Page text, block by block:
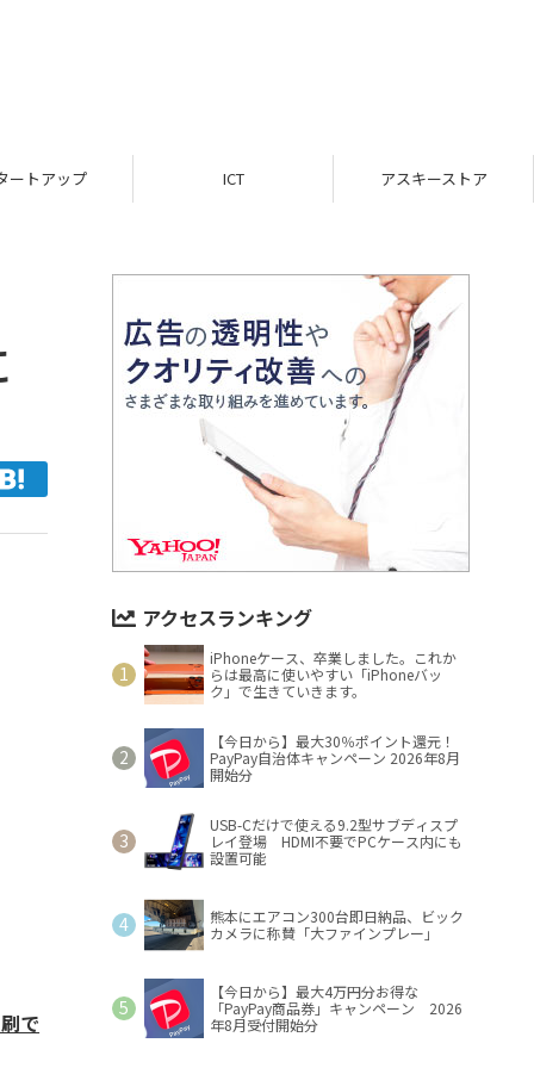
ICT アスキーストア インフォメーション
で
アクセスランキング
iPhoneケース、卒業しました。これか
らは最高に使いやすい「iPhoneバッ
ク」で生きていきます。
【今日から】最大30％ポイント還元！
PayPay自治体キャンペーン 2026年8月
開始分
USB-Cだけで使える9.2型サブディスプ
レイ登場 HDMI不要でPCケース内にも
設置可能
熊本にエアコン300台即日納品、ビック
カメラに称賛「大ファインプレー」
【今日から】最大4万円分お得な
「PayPay商品券」キャンペーン 2026
年8月受付開始分